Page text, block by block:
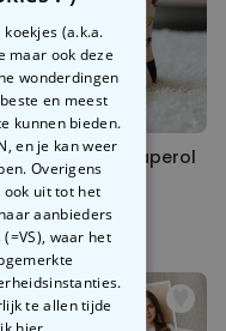
aperol
met gezicht
(a.k.a.
maar ook deze
wonderdingen
en meest
kunnen bieden.
en je kan weer
Overigens
uit tot het
aanbieders
waar het
te allen tijde
hier